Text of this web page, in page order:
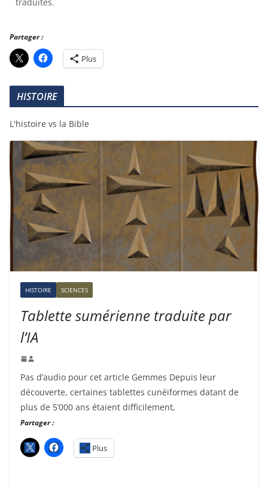
Partager :
Plus
HISTOIRE
L'histoire vs la Bible
HISTOIRE SCIENCES
Tablette sumérienne traduite par
l’IA
Pas d’audio pour cet article Gemmes Depuis leur
découverte, certaines tablettes cunéiformes datant de
plus de 5’000 ans étaient difficilement,
Partager :
Plus